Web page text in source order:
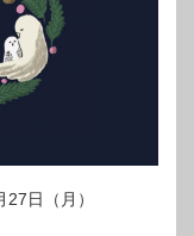
日（月）